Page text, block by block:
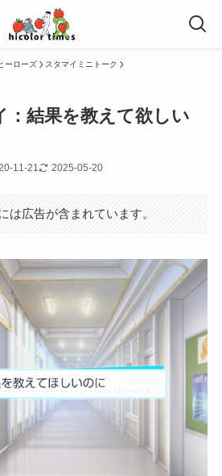
ーローズ スタマイミニトーク
：結果を教えて欲しい
11-21 2025-05-20
は広告が含まれています。